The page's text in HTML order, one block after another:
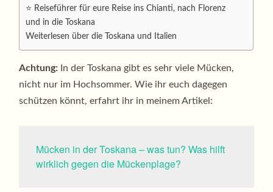
⭐ Reiseführer für eure Reise ins Chianti, nach Florenz
und in die Toskana
Weiterlesen über die Toskana und Italien
Achtung: In der Toskana gibt es sehr viele Mücken,
nicht nur im Hochsommer. Wie ihr euch dagegen
schützen könnt, erfahrt ihr in meinem Artikel:
Mücken in der Toskana – was tun? Was hilft
wirklich gegen die Mückenplage?